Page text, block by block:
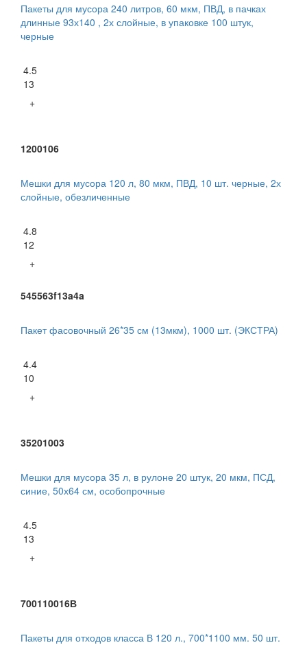
Пакеты для мусора 240 литров, 60 мкм, ПВД, в пачках
длинные 93х140 , 2х слойные, в упаковке 100 штук,
черные
4.5
13
+
1200106
Мешки для мусора 120 л, 80 мкм, ПВД, 10 шт. черные, 2х
слойные, обезличенные
4.8
12
+
545563f13a4a
Пакет фасовочный 26*35 см (13мкм), 1000 шт. (ЭКСТРА)
4.4
10
+
35201003
Мешки для мусора 35 л, в рулоне 20 штук, 20 мкм, ПСД,
синие, 50х64 см, особопрочные
4.5
13
+
700110016В
Пакеты для отходов класса В 120 л., 700*1100 мм. 50 шт.